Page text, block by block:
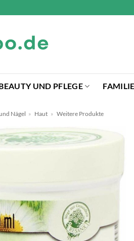
UND PFLEGE
Nägel » Haut » Weitere Produkte